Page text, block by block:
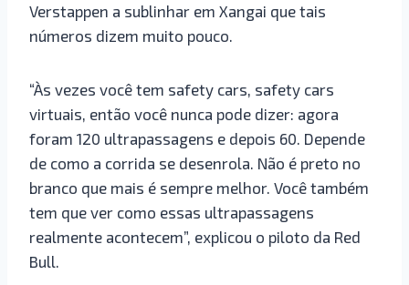
Verstappen a sublinhar em Xangai que tais
números dizem muito pouco.
“Às vezes você tem safety cars, safety cars
virtuais, então você nunca pode dizer: agora
foram 120 ultrapassagens e depois 60. Depende
de como a corrida se desenrola. Não é preto no
branco que mais é sempre melhor. Você também
tem que ver como essas ultrapassagens
realmente acontecem”, explicou o piloto da Red
Bull.